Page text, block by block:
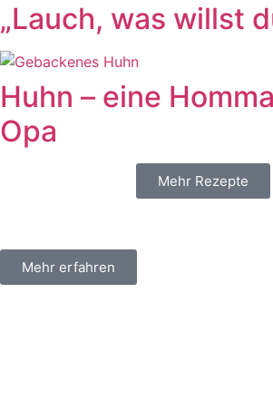
„Lauch, was willst
Huhn – eine
Opa
Mehr Rezepte
Mehr erfahren